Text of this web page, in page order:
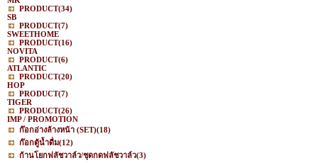
PRODUCT(34)
SB
PRODUCT(7)
SWEETHOME
PRODUCT(16)
NOVITA
PRODUCT(6)
ATLANTIC
PRODUCT(20)
HOP
PRODUCT(7)
TIGER
PRODUCT(26)
IMP / PROMOTION
ก๊อกอ่างล้างหน้า (SET)(18)
ก๊อกตู้น้ำดื่ม(12)
ก้านโยกฟลัชวาล์ว/ชุดกดฟลัชวาล์ว(3)